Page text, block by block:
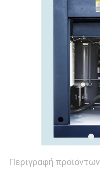
Περιγραφή προϊόντων